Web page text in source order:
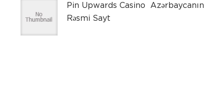
Pin Upwards Casino ️ Azərbaycanın
Rəsmi Sayt